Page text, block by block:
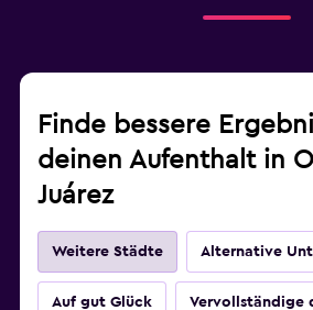
Finde bessere
deinen Aufenthalt in
Juárez
Weitere Städte Alternative
Auf gut Glück Vervollständige